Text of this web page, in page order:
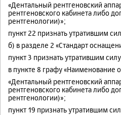
«Дентальный рентгеновский
рентгеновского кабинета либо
рентгенологии)»;
пункт 22 признать утратившим
б) в разделе 2 «Стандарт
пункт 3 признать утратившим
в пункте 8 графу
«Дентальный рентгеновский
рентгеновского кабинета либо
рентгенологии)»;
пункт 19 признать утратившим